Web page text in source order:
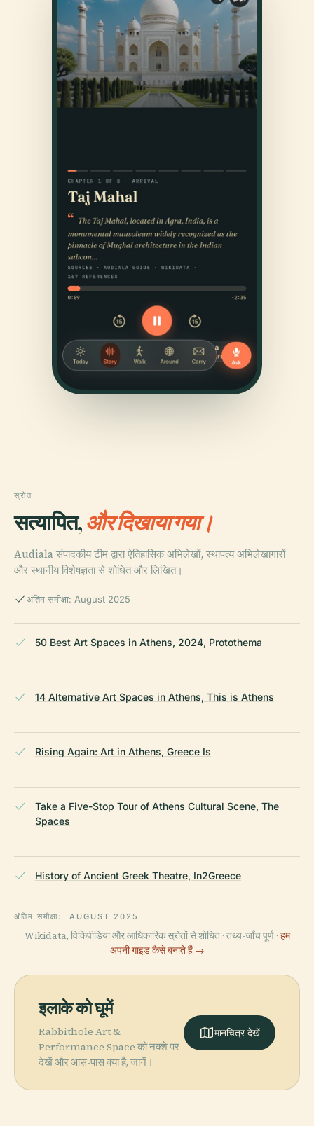
स्रोत
सत्यापित,और दिखाया गया।
Audiala संपादकीय टीम द्वारा ऐतिहासिक अभिलेखों, स्थापत्य अभिलेखागारों
और स्थानीय विशेषज्ञता से शोधित और लिखित।
अंतिम समीक्षा: August 2025
50 Best Art Spaces in Athens, 2024, Protothema
14 Alternative Art Spaces in Athens, This is Athens
Rising Again: Art in Athens, Greece Is
Take a Five-Stop Tour of Athens Cultural Scene, The
Spaces
History of Ancient Greek Theatre, In2Greece
अंतिम समीक्षा: AUGUST 2025
Wikidata, विकिपीडिया और आधिकारिक स्रोतों से शोधित · तथ्य-जाँच पूर्ण · हम
अपनी गाइड कैसे बनाते हैं →
इलाके को घूमें
Rabbithole Art &
Performance Space को नक्शे पर
देखें और आस-पास क्या है, जानें।
मानचित्र देखें